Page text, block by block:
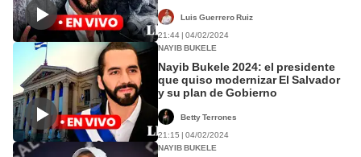
Luis Guerrero Ruiz
21:44 | 04/02/2024
NAYIB BUKELE
Nayib Bukele 2024: el presidente
que quiso modernizar El Salvador
y su plan de Gobierno
Betty Terrones
21:15 | 04/02/2024
NAYIB BUKELE